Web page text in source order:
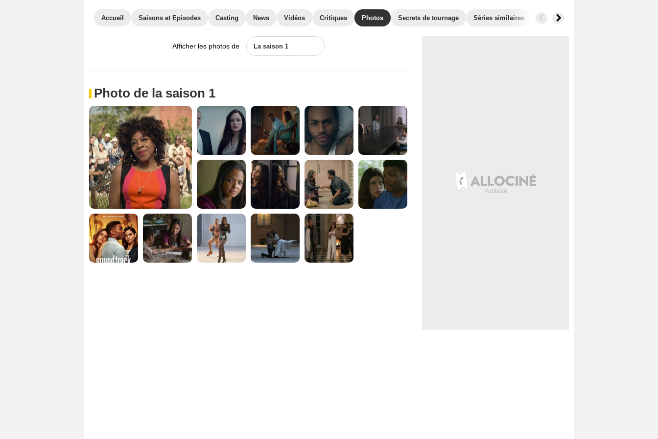
Accueil Saisons et Episodes Casting News Vidéos Critiques Photos Secrets de tournage Séries similaires
Afficher les photos de La saison 1
Photo de la saison 1